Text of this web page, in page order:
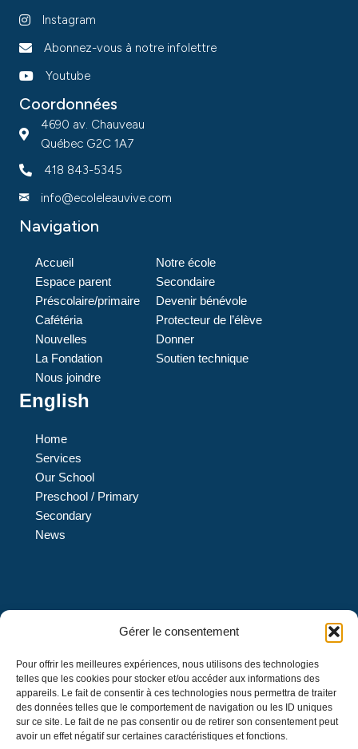
Gérer le consentement
Pour offrir les meilleures expériences, nous utilisons des technologies
telles que les cookies pour stocker et/ou accéder aux informations des
appareils. Le fait de consentir à ces technologies nous permettra de traiter
des données telles que le comportement de navigation ou les ID uniques
sur ce site. Le fait de ne pas consentir ou de retirer son consentement peut
avoir un effet négatif sur certaines caractéristiques et fonctions.
Instagram
Abonnez-vous à notre infolettre
Youtube
Coordonnées
4690 av. Chauveau
Québec G2C 1A7
418 843-5345
info@ecoleleauvive.com
Navigation
Accueil
Espace parent
Préscolaire/primaire
Cafétéria
Nouvelles
La Fondation
Nous joindre
Notre école
Secondaire
Devenir bénévole
Protecteur de l’élève
Donner
Soutien technique
English
Home
Services
Our School
Preschool / Primary
Secondary
News
L’École L’Eau-Vive est une institution privée de confession
protestante évangélique et de langue française qui offre
des services d’éducation au préscolaire 4 et 5 ans et un
enseignement en formation générale au primaire et au
secondaire, menant à l’obtention d’un diplôme d’études
secondaires décerné par le ministre de l’Éducation du